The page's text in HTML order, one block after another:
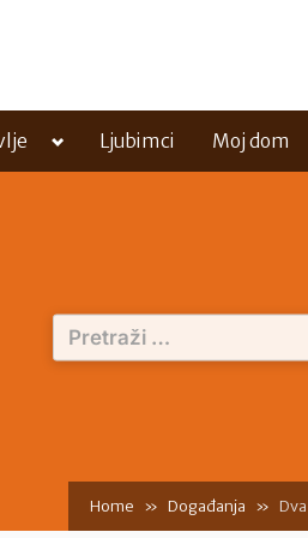
Toggle
menu
Ljubimci Moj dom
Pretraži:
Home Događanja